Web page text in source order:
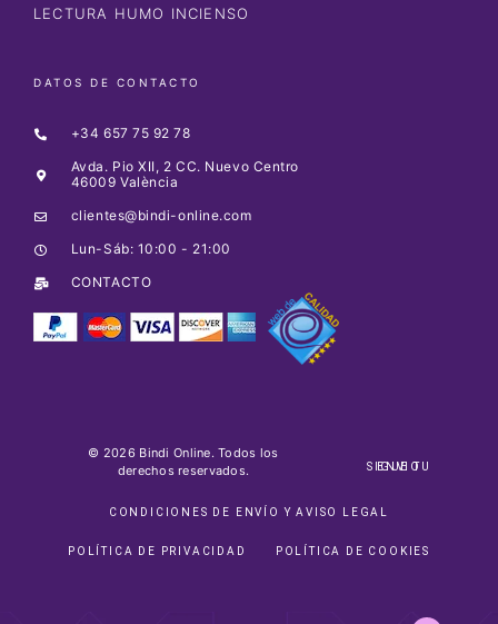
LECTURA HUMO INCIENSO
DATOS DE CONTACTO
+34 657 75 92 78
Avda. Pio XII, 2 CC. Nuevo Centro
46009 València
clientes@bindi-online.com
Lun-Sáb: 10:00 - 21:00
CONTACTO
© 2026 Bindi Online. Todos los
derechos reservados.
SIGUE TU ENVIO
CONDICIONES DE ENVÍO Y AVISO LEGAL
POLÍTICA DE PRIVACIDAD POLÍTICA DE COOKIES